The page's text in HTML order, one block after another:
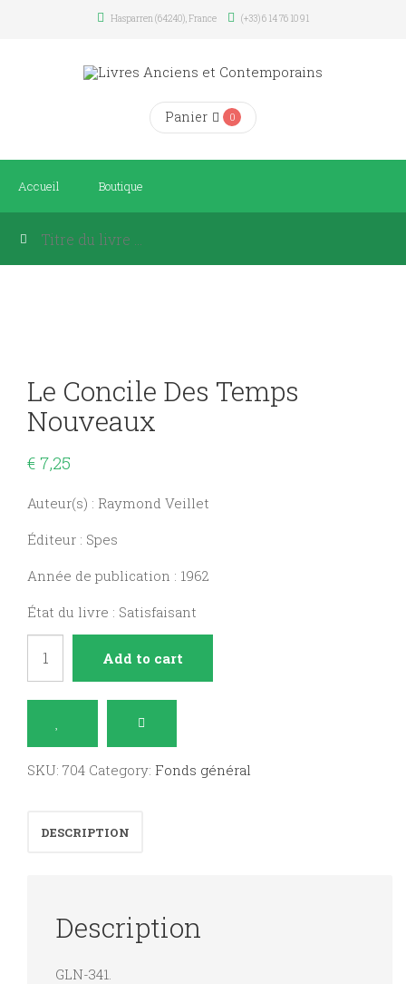
Hasparren (64240), France (+33) 6 14 76 10 91
Panier 0
Accueil Boutique
Le Concile Des Temps
Nouveaux
€ 7,25
Auteur(s) : Raymond Veillet
Éditeur : Spes
Année de publication : 1962
État du livre : Satisfaisant
des
Temps
Add to cart
SKU: 704 Category: Fonds général
DESCRIPTION
Description
GLN-341.